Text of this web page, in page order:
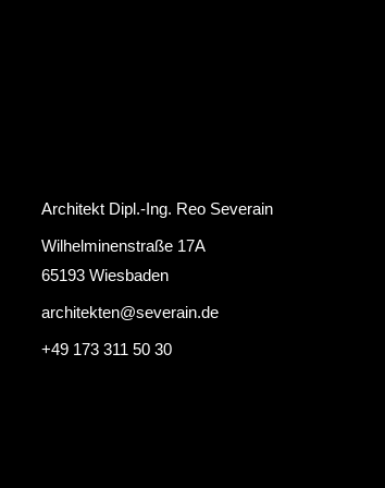
Architekt Dipl.-Ing. Reo Severain
Wilhelminenstraße 17A
65193 Wiesbaden
architekten@severain.de
+49 173 311 50 30